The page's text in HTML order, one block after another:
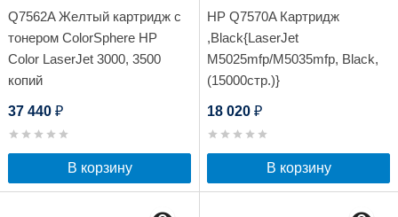
Q7562A Желтый картридж с
тонером ColorSphere HP
Color LaserJet 3000, 3500
копий
37 440 ₽
В корзину
HP Q7570A Картридж
,Black{LaserJet
M5025mfp/M5035mfp, Black,
(15000стр.)}
18 020 ₽
В корзину